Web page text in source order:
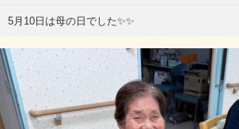
5月10日は母の日でした✨✨